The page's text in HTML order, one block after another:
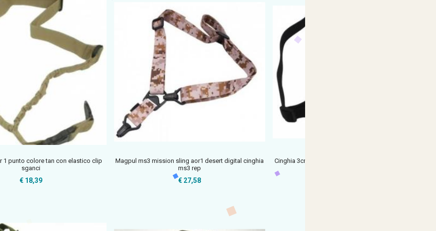
1 punto colore tan con elastico clip
sganci
€ 18,39
Magpul ms3 mission sling aor1 desert digital cinghia
ms3 rep
€ 27,58
Cinghia 3cm softair 2 punti regolabile nera br02 vega